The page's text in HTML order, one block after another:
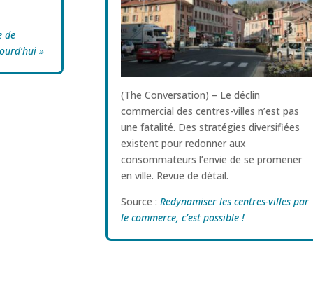
de
»
(The Conversation) – Le déclin
commercial des centres-villes n’est pas
une fatalité. Des stratégies diversifiées
existent pour redonner aux
consommateurs l’envie de se promener
en ville. Revue de détail.
Source : Redynamiser les centres-villes par
le commerce, c’est possible !